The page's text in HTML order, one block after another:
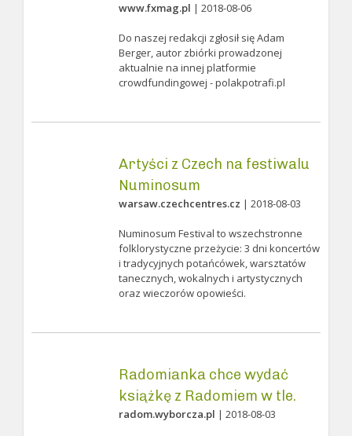
www.fxmag.pl | 2018-08-06
Do naszej redakcji zgłosił się Adam
Berger, autor zbiórki prowadzonej
aktualnie na innej platformie
crowdfundingowej - polakpotrafi.pl
Artyści z Czech na festiwalu
Numinosum
warsaw.czechcentres.cz | 2018-08-03
Numinosum Festival to wszechstronne
folklorystyczne przeżycie: 3 dni koncertów
i tradycyjnych potańcówek, warsztatów
tanecznych, wokalnych i artystycznych
oraz wieczorów opowieści.
Radomianka chce wydać
książkę z Radomiem w tle.
radom.wyborcza.pl | 2018-08-03